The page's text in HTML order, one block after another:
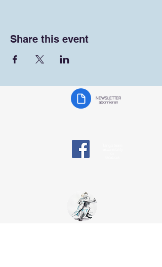
Share this event
NEWSLETTER
abonnieren